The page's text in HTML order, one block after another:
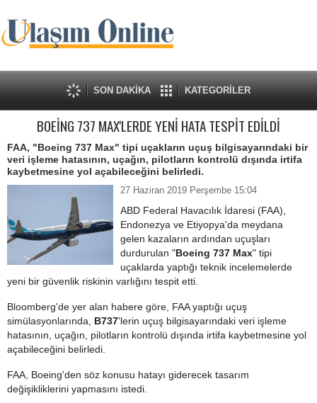
SON DAKİKA KATEGORİLER
BOEİNG 737 MAX'LERDE YENİ HATA TESPİT EDİLDİ
FAA, "Boeing 737 Max" tipi uçakların uçuş bilgisayarındaki bir
veri işleme hatasının, uçağın, pilotların kontrolü dışında irtifa
kaybetmesine yol açabileceğini belirledi.
27 Haziran 2019 Perşembe 15:04
ABD Federal Havacılık İdaresi (FAA),
Endonezya ve Etiyopya'da meydana
gelen kazaların ardından uçuşları
durdurulan "Boeing 737 Max" tipi
uçaklarda yaptığı teknik incelemelerde
yeni bir güvenlik riskinin varlığını tespit etti.
Bloomberg'de yer alan habere göre, FAA yaptığı uçuş
simülasyonlarında, B737'lerin uçuş bilgisayarındaki veri işleme
hatasının, uçağın, pilotların kontrolü dışında irtifa kaybetmesine yol
açabileceğini belirledi.
FAA, Boeing'den söz konusu hatayı giderecek tasarım
değişikliklerini yapmasını istedi.